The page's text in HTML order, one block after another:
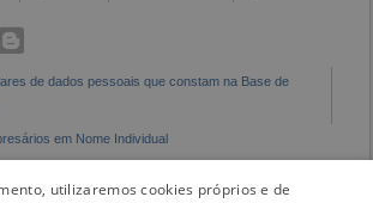
de dados pessoais que constam na Base de
em Nome Individual
utilizaremos cookies próprios e de